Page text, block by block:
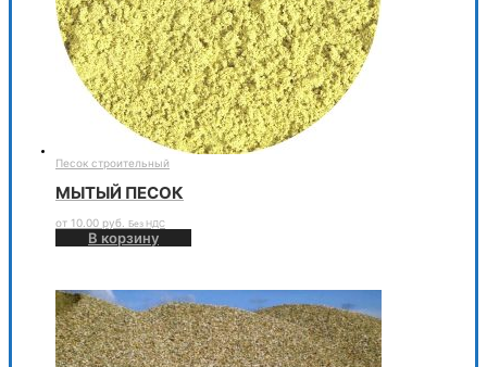
Песок строительный
МЫТЫЙ ПЕСОК
от 10.00 руб. Без НДС
В корзину